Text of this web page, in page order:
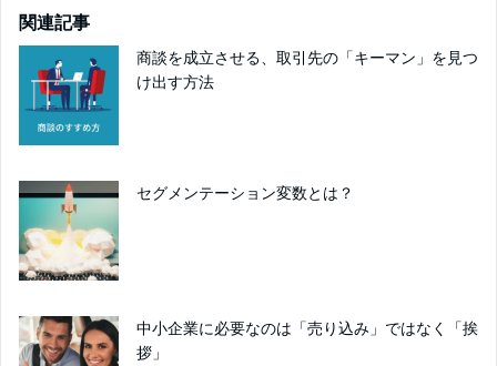
関連記事
商談を成立させる、取引先の「キーマン」を見つ
け出す方法
セグメンテーション変数とは？
中小企業に必要なのは「売り込み」ではなく「挨
拶」